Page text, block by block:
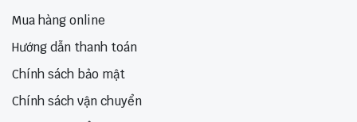
Mua hàng online
Hướng dẫn thanh toán
Chính sách bảo mật
Chính sách vận chuyển